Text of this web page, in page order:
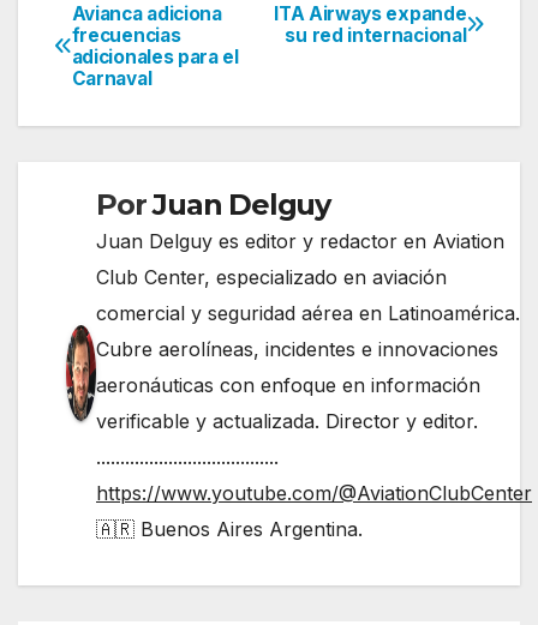
Navegación
de
entradas
ITA Airways expande
su red internacional
Avianca adiciona
frecuencias
adicionales para el
Carnaval
PorJuan Delguy
Juan Delguy es editor y redactor en Aviation
Club Center, especializado en aviación
comercial y seguridad aérea en Latinoamérica.
Cubre aerolíneas, incidentes e innovaciones
aeronáuticas con enfoque en información
verificable y actualizada. Director y editor.
......................................
https://www.youtube.com/@AviationClubCenter
🇦🇷 Buenos Aires Argentina.